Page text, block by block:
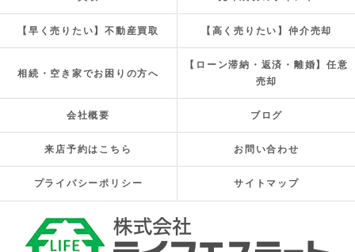
【早く売りたい】不動産買取 【高く売りたい】仲介売却
相続・空き家でお困りの方へ
【ローン滞納・返済・離婚】任意
売却
会社概要 ブログ
来店予約はこちら お問い合わせ
プライバシーポリシー サイトマップ